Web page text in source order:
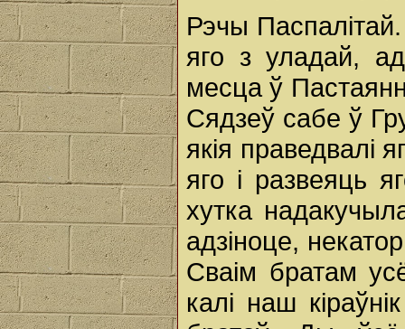
Рэчы
яго з уладай,
месца ў
Сядзеў сабе ў
якія праведвалі
яго i развеяць
хутка
адзіноце,
Сваім братам
калі наш